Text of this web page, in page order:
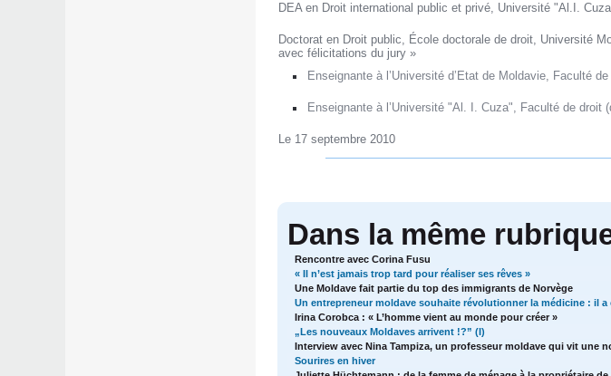
DEA en Droit international public et privé, Université "Al.I.
Doctorat en Droit public, École doctorale de droit, Université
avec félicitations du jury »
Enseignante à l’Université d’Etat de Moldavie, Faculté
Enseignante à l’Université "Al. I. Cuza", Faculté de droit
Le 17 septembre 2010
Dans la même
Rencontre avec Corina Fusu
« Il n’est jamais trop tard pour réaliser ses rêves »
Une Moldave fait partie du top des immigrants de Norvège
Un entrepreneur moldave souhaite révolutionner la médicine : il
Irina Corobca : « L’homme vient au monde pour créer »
„Les nouveaux Moldaves arrivent !?” (I)
Interview avec Nina Tampiza, un professeur moldave qui vit une
Sourires en hiver